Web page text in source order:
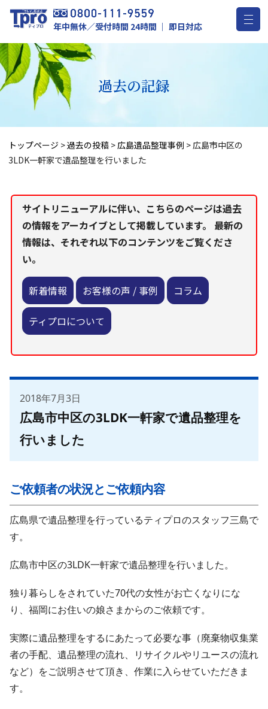
年中無休／受付時間 24時間 ｜ 即日対応
過去の記録
トップページ >過去の投稿 >広島遺品整理事例 >広島市中区の
3LDK一軒家で遺品整理を行いました
サイトリニューアルに伴い、こちらのページは過去
の情報をアーカイブとして掲載しています。 最新の
情報は、それぞれ以下のコンテンツをご覧くださ
い。
新着情報 お客様の声 / 事例 コラム
ティプロについて
2018年7月3日
広島市中区の3LDK一軒家で遺品整理を
行いました
ご依頼者の状況とご依頼内容
広島県で遺品整理を行っているティプロのスタッフ三島で
す。
広島市中区の3LDK一軒家で遺品整理を行いました。
独り暮らしをされていた70代の女性がお亡くなりにな
り、福岡にお住いの娘さまからのご依頼です。
実際に遺品整理をするにあたって必要な事（廃棄物収集業
者の手配、遺品整理の流れ、リサイクルやリユースの流れ
など）をご説明させて頂き、作業に入らせていただきま
す。